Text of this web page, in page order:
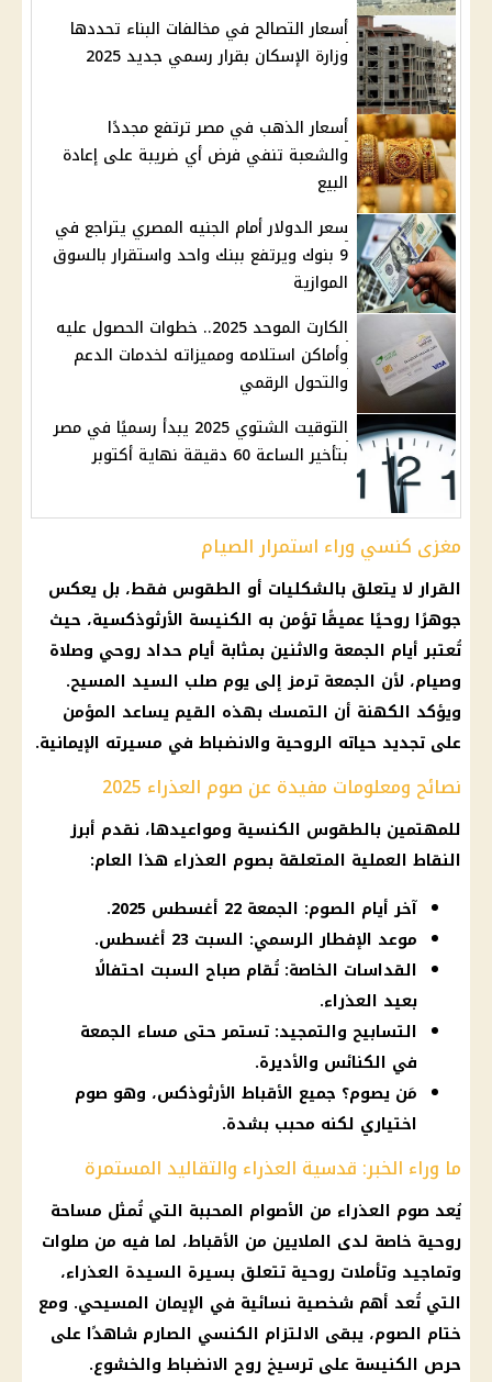
أسعار التصالح في مخالفات البناء تحددها
وزارة الإسكان بقرار رسمي جديد 2025
أسعار الذهب في مصر ترتفع مجددًا
والشعبة تنفي فرض أي ضريبة على إعادة
البيع
سعر الدولار أمام الجنيه المصري يتراجع في
9 بنوك ويرتفع ببنك واحد واستقرار بالسوق
الموازية
الكارت الموحد 2025.. خطوات الحصول عليه
وأماكن استلامه ومميزاته لخدمات الدعم
والتحول الرقمي
التوقيت الشتوي 2025 يبدأ رسميًا في مصر
بتأخير الساعة 60 دقيقة نهاية أكتوبر
مغزى كنسي وراء استمرار الصيام
القرار لا يتعلق بالشكليات أو الطقوس فقط، بل يعكس
جوهرًا روحيًا عميقًا تؤمن به الكنيسة الأرثوذكسية، حيث
تُعتبر أيام الجمعة والاثنين بمثابة أيام حداد روحي وصلاة
وصيام، لأن الجمعة ترمز إلى يوم صلب السيد المسيح.
ويؤكد الكهنة أن التمسك بهذه القيم يساعد المؤمن
على تجديد حياته الروحية والانضباط في مسيرته الإيمانية.
نصائح ومعلومات مفيدة عن صوم العذراء 2025
للمهتمين بالطقوس الكنسية ومواعيدها، نقدم أبرز
النقاط العملية المتعلقة بصوم العذراء هذا العام:
آخر أيام الصوم: الجمعة 22 أغسطس 2025.
موعد الإفطار الرسمي: السبت 23 أغسطس.
القداسات الخاصة: تُقام صباح السبت احتفالًا
بعيد العذراء.
التسابيح والتمجيد: تستمر حتى مساء الجمعة
في الكنائس والأديرة.
مَن يصوم؟ جميع الأقباط الأرثوذكس، وهو صوم
اختياري لكنه محبب بشدة.
ما وراء الخبر: قدسية العذراء والتقاليد المستمرة
يُعد صوم العذراء من الأصوام المحببة التي تُمثل مساحة
روحية خاصة لدى الملايين من الأقباط، لما فيه من صلوات
وتماجيد وتأملات روحية تتعلق بسيرة السيدة العذراء،
التي تُعد أهم شخصية نسائية في الإيمان المسيحي. ومع
ختام الصوم، يبقى الالتزام الكنسي الصارم شاهدًا على
حرص الكنيسة على ترسيخ روح الانضباط والخشوع.